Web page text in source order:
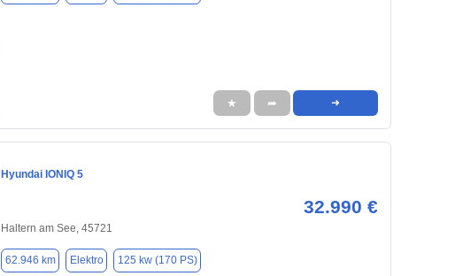
★ ➦ ➜
Hyundai IONIQ 5
32.990 €
Haltern am See, 45721
62.946 km Elektro 125 kw (170 PS)